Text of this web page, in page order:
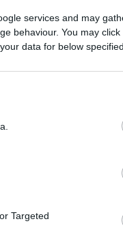
services and may
behaviour. You may
data for below
Targeted
de
geld aan activa
koopt,
op je
de activa.